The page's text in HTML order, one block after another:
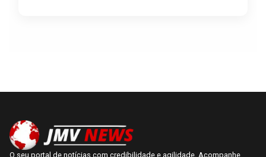
O seu portal de notícias com credibilidade e agilidade. Acompanhe